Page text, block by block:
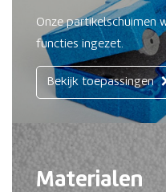
Onze partikelschuimen
functies ingezet.
Bekijk toepassingen
Materialen